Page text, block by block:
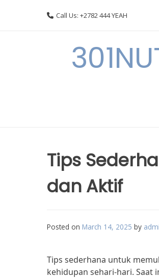
Call Us: +2782 444 YEAH
Tips
dan Aktif
Posted on March 14, 2025 by
Tips sederhana untuk
kehidupan sehari-hari. Saat